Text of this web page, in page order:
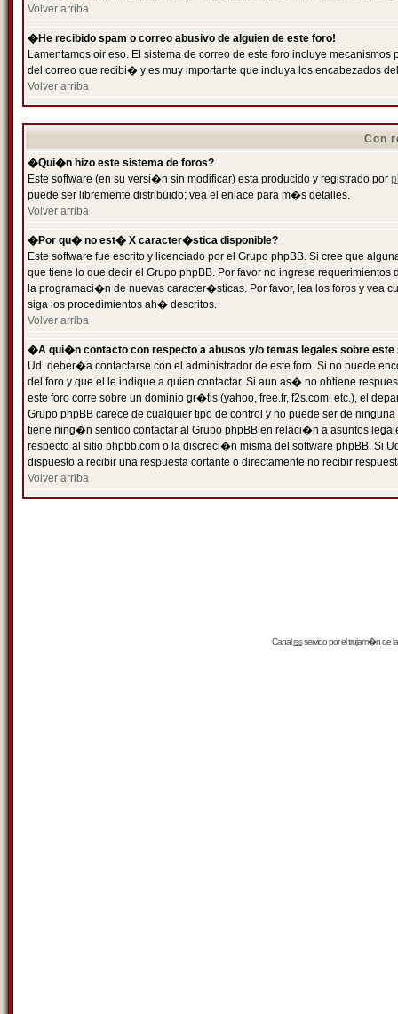
Volver arriba
�He recibido spam o correo abusivo de alguien de este foro!
Lamentamos oir eso. El sistema de correo de este foro incluye
del correo que recibi� y es muy importante que incluya los encabezados
Volver arriba
Con
�Qui�n hizo este sistema de foros?
Este software (en su versi�n sin modificar) esta producido y registrado por
puede ser libremente distribuido; vea el enlace para m�s detalles.
Volver arriba
�Por qu� no est� X caracter�stica disponible?
Este software fue escrito y licenciado por el Grupo phpBB. Si cree que
que tiene lo que decir el Grupo phpBB. Por favor no ingrese
la programaci�n de nuevas caracter�sticas. Por favor, lea los foros y vea
siga los procedimientos ah� descritos.
Volver arriba
�A qui�n contacto con respecto a abusos y/o temas legales sobre este
Ud. deber�a contactarse con el administrador de este foro. Si no puede
del foro y que el le indique a quien contactar. Si aun as� no obtiene
este foro corre sobre un dominio gr�tis (yahoo, free.fr, f2s.com, etc.), el
Grupo phpBB carece de cualquier tipo de control y no puede ser de
tiene ning�n sentido contactar al Grupo phpBB en relaci�n a asuntos
respecto al sitio phpbb.com o la discreci�n misma del software phpBB. Si
dispuesto a recibir una respuesta cortante o directamente no recibir
Volver arriba
Canalrssservido por eltrujam�nde